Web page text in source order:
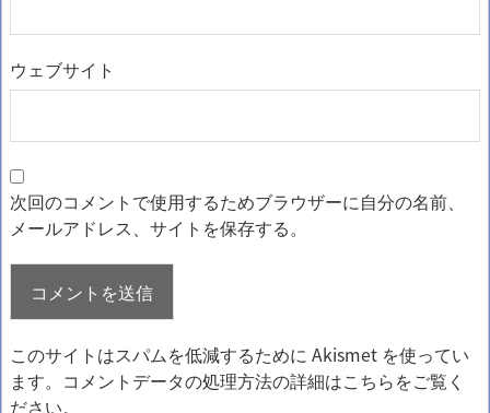
ウェブサイト
次回のコメントで使用するためブラウザーに自分の名前、
メールアドレス、サイトを保存する。
このサイトはスパムを低減するために Akismet を使ってい
ます。 コメントデータの処理方法の詳細はこちらをご覧く
ださい。